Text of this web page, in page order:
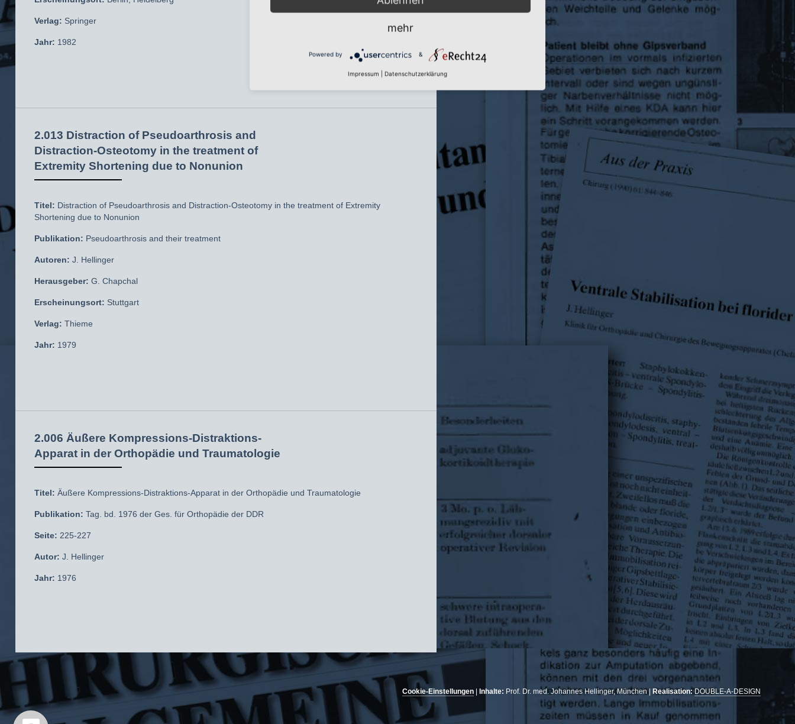
Verlag: Springer
Jahr: 1982
2.013 Distraction of Pseudoarthrosis and
Distraction-Osteotomy in the treatment of
Extremity Shortening due to Nonunion
Titel: Distraction of Pseudoarthrosis and Distraction-Osteotomy in the treatment of Extremity
Shortening due to Nonunion
Publikation: Pseudoarthrosis and their treatment
Autoren: J. Hellinger
Herausgeber: G. Chapchal
Erscheinungsort: Stuttgart
Verlag: Thieme
Jahr: 1979
2.006 Äußere Kompressions-Distraktions-
Apparat in der Orthopädie und Traumatologie
Titel: Äußere Kompressions-Distraktions-Apparat in der Orthopädie und Traumatologie
Publikation: Tag. bd. 1976 der Ges. für Orthopädie der DDR
Seite: 225-227
Autor: J. Hellinger
Jahr: 1976
Cookie-Einstellungen Inhalte: Prof. Dr. med. Johannes Hellinger, München | Realisation: DOUBLE-A-DESIGN
mehr
Powered by &
Impressum | Datenschutzerklärung